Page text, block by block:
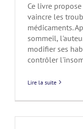
Ce livre
vaincre les
médicaments.
sommeil,
modifier ses
contrôler
Lire la suite